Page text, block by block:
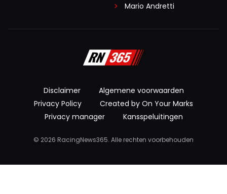
Mario Andretti
Disclaimer
Algemene voorwaarden
Privacy Policy
Created by On Your Marks
Privacy manager
Kansspeluitingen
© 2026 RacingNews365. Alle rechten voorbehouden